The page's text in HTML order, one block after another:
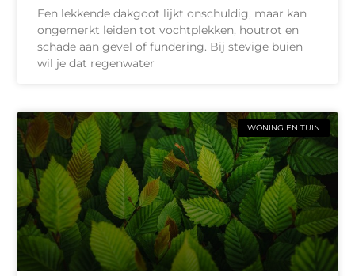
Een lekkende dakgoot lijkt onschuldig, maar kan
ongemerkt leiden tot vochtplekken, houtrot en
schade aan gevel of fundering. Bij stevige buien
wil je dat regenwater
WONING EN TUIN